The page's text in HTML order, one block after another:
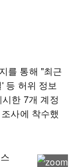
를 통해 "최근
등 허위 정보
한 7개 계정
사에 착수했